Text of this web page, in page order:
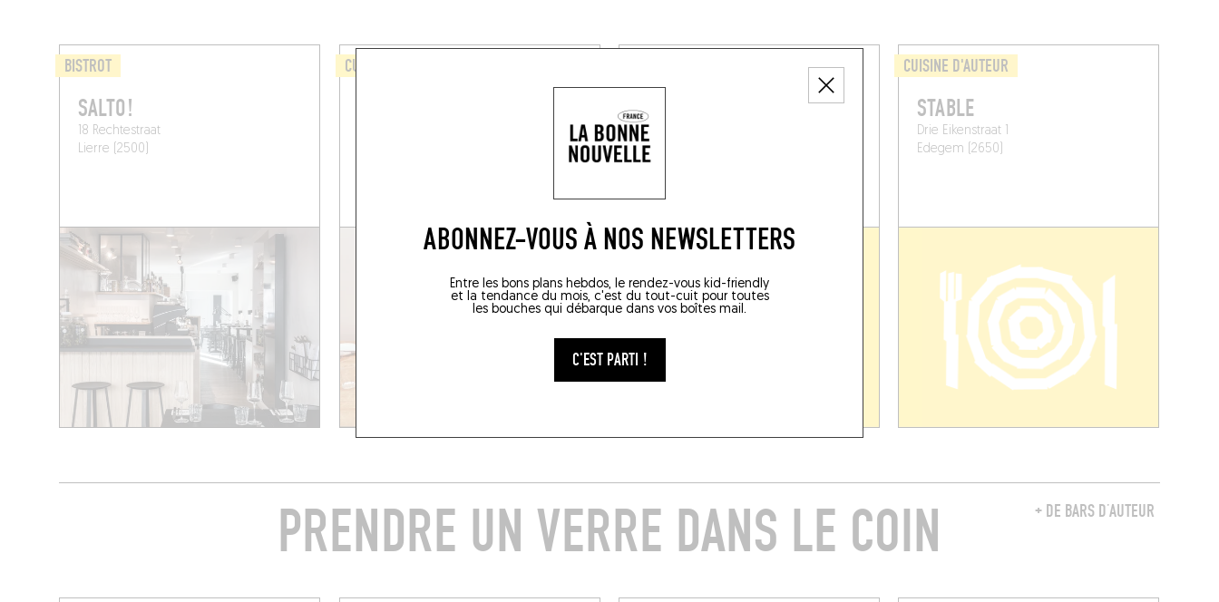
ABONNEZ-VOUS À NOS NEWSLETTERS
Entre les bons plans hebdos, le rendez-vous kid-friendly
et la tendance du mois, c'est du tout-cuit pour toutes
les bouches qui débarque dans vos boîtes mail.
C'EST PARTI !
BISTROT
SALTO!
18 Rechtestraat
Lierre (2500)
CUISINE D'AUTEUR
RÉSERVER UNE TABLE
BRANDSTOF
Stadsplein 5
Mortsel (2640)
CUISINE D'AUTEUR
STABLE
Drie Eikenstraat 1
Edegem (2650)
+ DE BARS D’AUTEUR
PRENDRE UN VERRE DANS LE COIN